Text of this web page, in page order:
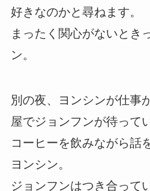
好きなのかと尋ねます。
まったく関心がないとき
ン。
別の夜、ヨンシンが仕事
屋でジョンフンが待って
コーヒーを飲みながら話
ヨンシン。
ジョンフンはつき合って